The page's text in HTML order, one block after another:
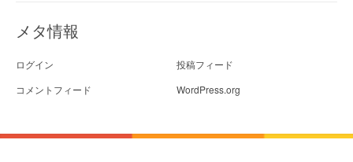
メタ情報
ログイン
投稿フィード
コメントフィード
WordPress.org